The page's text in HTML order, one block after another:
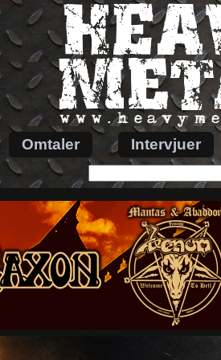
Omtaler Intervjuer
etter: